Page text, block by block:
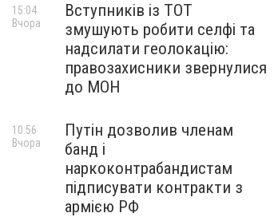
Вступників із ТОТ
змушують робити селфі та
надсилати геолокацію:
правозахисники звернулися
до МОН
15:04
Вчора
Путін дозволив членам
банд і
наркоконтрабандистам
підписувати контракти з
армією РФ
10:56
Вчора